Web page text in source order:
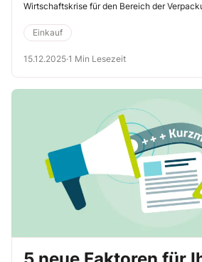
Wirtschaftskrise für den Bereich der
Einkauf
15.12.2025·1 Min Lesezeit